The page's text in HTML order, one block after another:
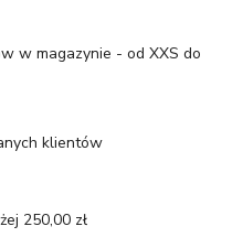
w magazynie - od XXS do
klientów
250,00 zł